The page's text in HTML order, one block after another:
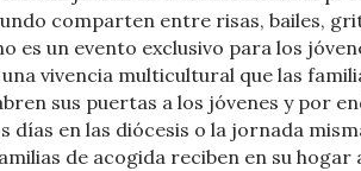
comparten entre risas, bailes,
es un evento exclusivo para los
vivencia multicultural que las
sus puertas a los jóvenes y por
días en las diócesis o la jornada
de acogida reciben en su